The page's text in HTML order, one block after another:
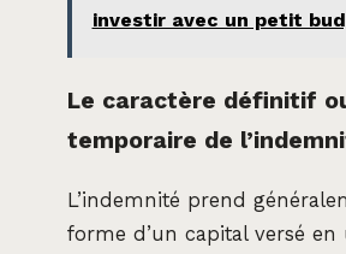
investir avec un petit
Le caractère définitif
temporaire de
L’indemnité prend
forme d’un capital versé en